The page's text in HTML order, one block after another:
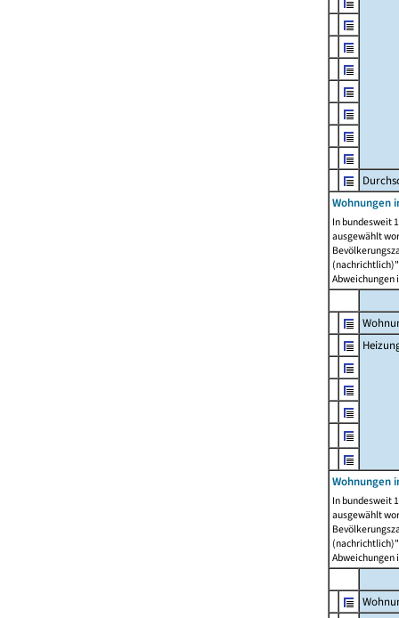
Wohnungen
In bundesweit
ausgewählt
Abweichungen
Wohnungen
In bundesweit
ausgewählt
Abweichungen